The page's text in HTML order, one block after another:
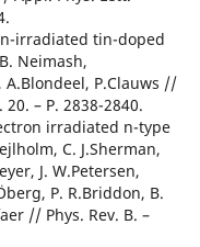
irradiated tin-doped
Neimash,
A.Blondeel, P.Clauws //
– P. 2838-2840.
irradiated n-type
C. J.Sherman,
J. W.Petersen,
P. R.Briddon, B.
// Phys. Rev. B. –